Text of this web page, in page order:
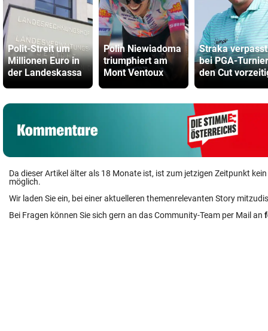
Polit-Streit um
Millionen Euro in
der Landeskassa
Polin Niewiadoma
triumphiert am
Mont Ventoux
Straka verpasst
bei PGA-Turnier
den Cut
Da dieser Artikel älter als 18 Monate ist, ist zum jetzigen Zeitpunkt
möglich.
Wir laden Sie ein, bei einer aktuelleren themenrelevanten Story
Bei Fragen können Sie sich gern an das Community-Team per Mail an